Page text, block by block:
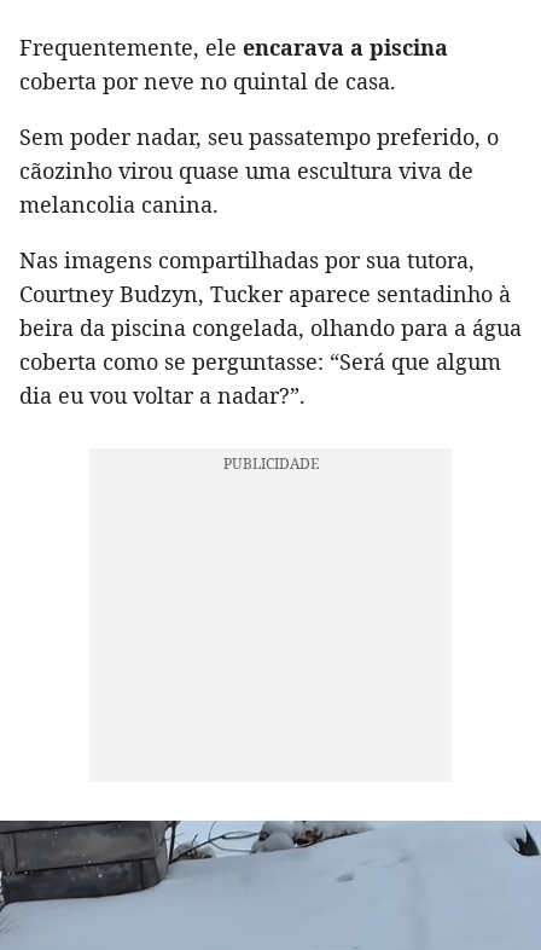
Frequentemente, ele encarava a piscina
coberta por neve no quintal de casa.
Sem poder nadar, seu passatempo preferido, o
cãozinho virou quase uma escultura viva de
melancolia canina.
Nas imagens compartilhadas por sua tutora,
Courtney Budzyn, Tucker aparece sentadinho à
beira da piscina congelada, olhando para a água
coberta como se perguntasse: “Será que algum
dia eu vou voltar a nadar?”.